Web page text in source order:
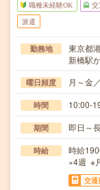
職種未経験OK 交
派遣
勤務地
東京都
新橋駅
曜日頻度 月～金
時間 10:00-
期間 即日～
時給
時給
×4週 ※
交通